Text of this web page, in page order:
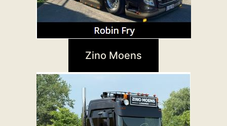
Zino Moens